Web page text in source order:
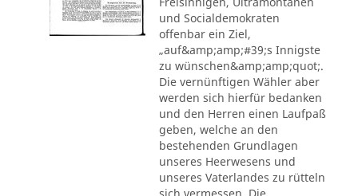
und Socialdemokraten
offenbar ein Ziel,
„auf&amp;amp;#39;s Innigste
zu wünschen&amp;amp;quot;.
Die vernünftigen Wähler aber
werden sich hierfür bedanken
und den Herren einen Laufpaß
geben, welche an den
bestehenden Grundlagen
unseres Heerwesens und
unseres Vaterlandes zu rütteln